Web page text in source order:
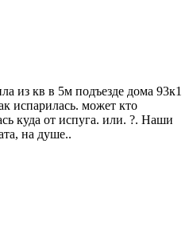
из кв в 5м подъезде дома 93к1
испарилась. может кто
куда от испуга. или. ?. Наши
на душе..